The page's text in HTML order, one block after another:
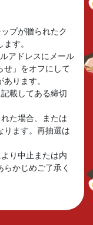
プが贈られたク
す。
アドレスにメール
せ」をオフにして
ります。
載してある締切
た場合、または
ります。再抽選は
り中止または内
かじめご了承く